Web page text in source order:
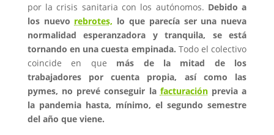
por la crisis sanitaria con los autónomos. Debido a
los nuevo rebrotes, lo que parecía ser una nueva
normalidad esperanzadora y tranquila, se está
tornando en una cuesta empinada. Todo el colectivo
coincide en que más de la mitad de los
trabajadores por cuenta propia, así como las
pymes, no prevé conseguir la facturaciónprevia a
la pandemia hasta, mínimo, el segundo semestre
del año que viene.